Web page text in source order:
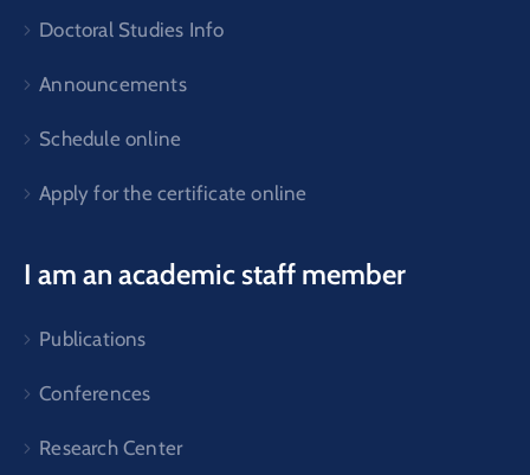
Doctoral Studies Info
Announcements
Schedule online
Apply for the certificate online
I am an academic staff member
Publications
Conferences
Research Center